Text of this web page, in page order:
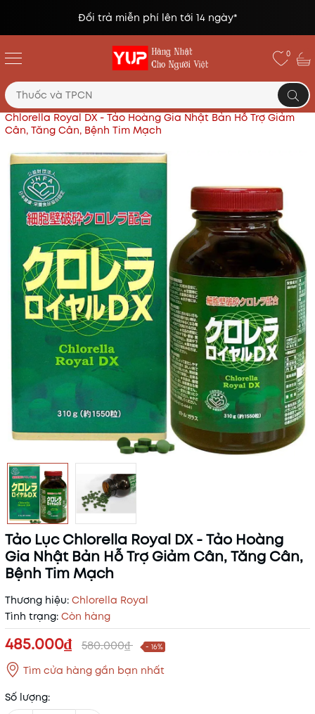
Đổi trả miễn phí lên tới 14 ngày*
0
Trang chủ Thực phẩm chức năng Nhật
Tảo Lục
Chlorella Royal DX - Tảo Hoàng Gia Nhật Bản Hỗ Trợ Giảm
Cân, Tăng Cân, Bệnh Tim Mạch
Tảo Lục Chlorella Royal DX - Tảo Hoàng
Gia Nhật Bản Hỗ Trợ Giảm Cân, Tăng Cân,
Bệnh Tim Mạch
Thương hiệu: Chlorella Royal
Tình trạng: Còn hàng
485.000₫ 580.000₫ - 16%
Tìm cửa hàng gần bạn nhất
Số lượng: